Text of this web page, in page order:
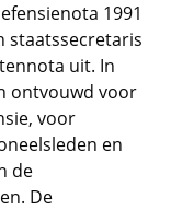
1991
staatssecretaris
uit. In
ontvouwd voor
voor
en
de
De